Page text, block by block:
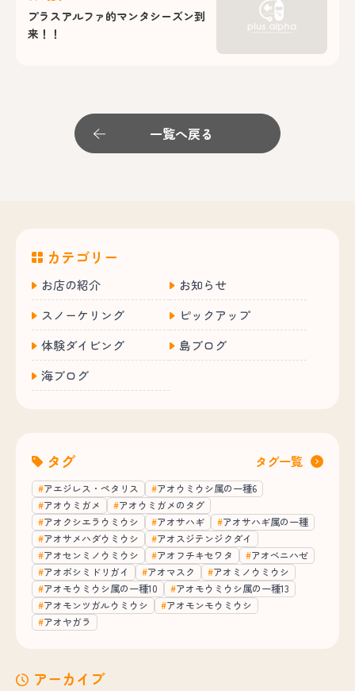
プラスアルファ的マンタシーズン到
来！！
一覧へ戻る
カテゴリー
お店の紹介
お知らせ
スノーケリング
ピックアップ
体験ダイビング
島ブログ
海ブログ
タグ タグ一覧
アエジレス・ペタリス
アオウミウシ属の一種6
アオウミガメ
アオウミガメのタグ
アオクシエラウミウシ
アオサハギ
アオサハギ属の一種
アオサメハダウミウシ
アオスジテンジクダイ
アオセンミノウミウシ
アオフチキセワタ
アオベニハゼ
アオボシミドリガイ
アオマスク
アオミノウミウシ
アオモウミウシ属の一種10
アオモウミウシ属の一種13
アオモンツガルウミウシ
アオモンモウミウシ
アオヤガラ
アーカイブ